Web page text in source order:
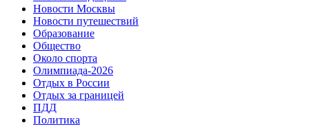
Новости Москвы
Новости путешествий
Образование
Общество
Около спорта
Олимпиада-2026
Отдых в России
Отдых за границей
ПДД
Политика